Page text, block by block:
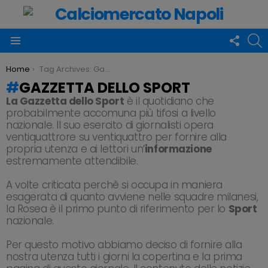
US
You are here:
Home Tag Archives: Gazzetta dello Sport
GAZZETTA DELLO SPORT
La Gazzetta dello Sport è il quotidiano che
probabilmente accomuna più tifosi a livello
nazionale. Il suo esercito di giornalisti opera
ventiquattrore su ventiquattro per fornire alla
propria utenza e ai lettori un’informazione
estremamente attendibile.
A volte criticata perchè si occupa in maniera
esagerata di quanto avviene nelle squadre milanesi,
la Rosea è il primo punto di riferimento per lo Sport
nazionale.
Per questo motivo abbiamo deciso di fornire alla
nostra utenza tutti i giorni la copertina e la prima